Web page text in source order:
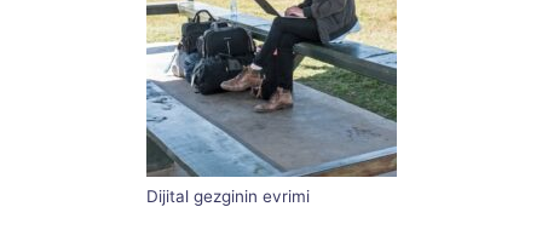
Dijital gezginin evrimi